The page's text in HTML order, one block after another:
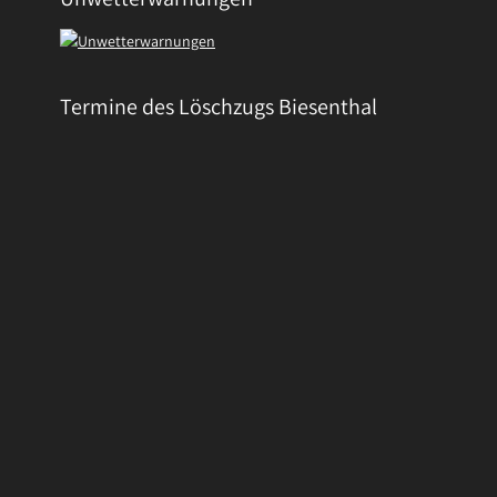
Termine des Löschzugs Biesenthal